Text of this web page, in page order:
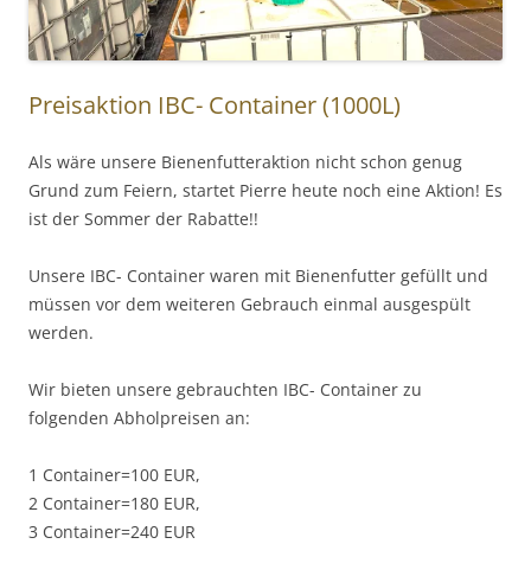
Preisaktion IBC- Container (1000L)
Als wäre unsere Bienenfutteraktion nicht schon genug
Grund zum Feiern, startet Pierre heute noch eine Aktion! Es
ist der Sommer der Rabatte!!
Unsere IBC- Container waren mit Bienenfutter gefüllt und
müssen vor dem weiteren Gebrauch einmal ausgespült
werden.
Wir bieten unsere gebrauchten IBC- Container zu
folgenden Abholpreisen an:
1 Container=100 EUR,
2 Container=180 EUR,
3 Container=240 EUR